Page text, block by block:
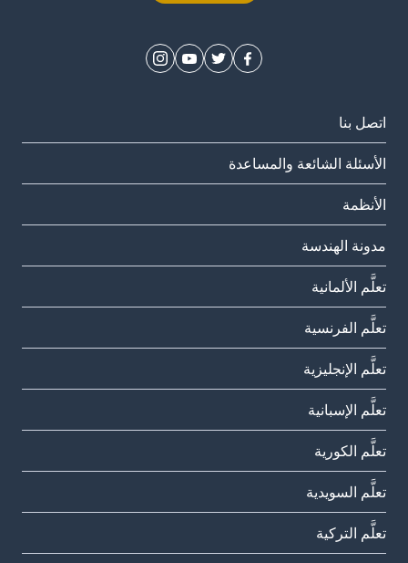
اتصل بنا
الأسئلة الشائعة والمساعدة
الأنظمة
مدونة الهندسة
تعلَّم الألمانية
تعلَّم الفرنسية
تعلَّم الإنجليزية
تعلَّم الإسبانية
تعلَّم الكورية
تعلَّم السويدية
تعلَّم التركية